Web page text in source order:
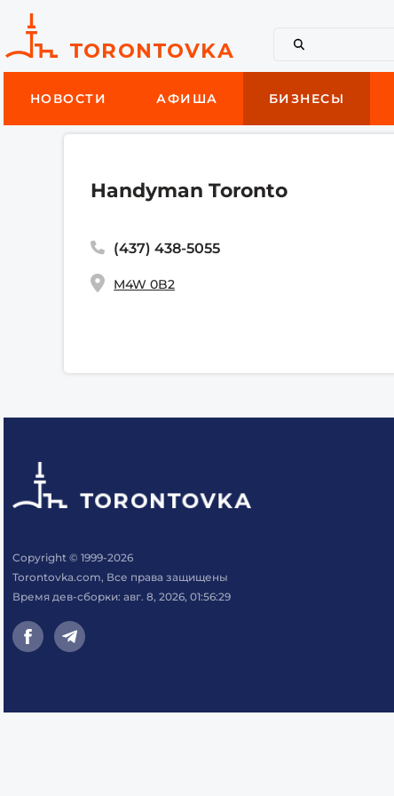
НОВОСТИ АФИША БИЗНЕСЫ
Handyman Toronto
(437) 438-5055
M4W 0B2
Copyright © 1999-2026
Torontovka.com, Все права защищены
Время дев-сборки: авг. 8, 2026, 01:56:29